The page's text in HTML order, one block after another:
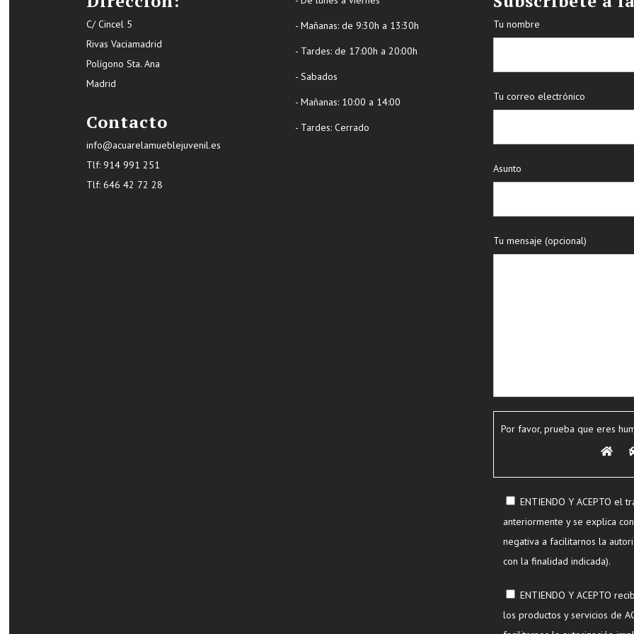
C/ Cincel 5
Rivas Vaciamadrid
Polígono Sta. Ana
Madrid
Contacto
info@acuarelamueblejuvenil.es
Tlf: 914 991 251
Tlf: 646 42 72 28
- Mañanas: de 9:30h a 13:30h
- Tardes: de 17:00h a 20:00h
- Sabados
- Mañanas: 10:00 a 14:00
- Tardes: Cerrado
Tu nombre
Tu correo electrónico
Asunto
Tu mensaje (opcional)
Por favor, prueba que eres
ENTIENDO Y ACEPTO el
anteriormente y se explica
negativa a facilitarnos la
con la finalidad indicada).
ENTIENDO Y ACEPTO
los productos y servicios de